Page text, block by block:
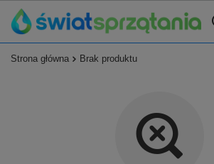
Strona główna Brak produktu